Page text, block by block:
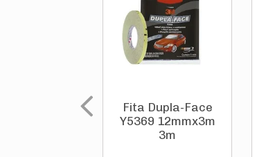
Fita Dupla-Face
Y5369 12mmx3m
3m